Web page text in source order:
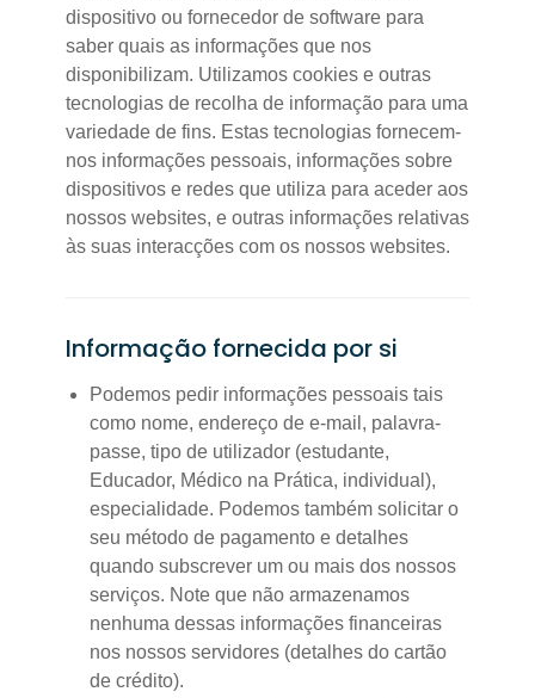
dispositivo ou fornecedor de software para
saber quais as informações que nos
disponibilizam. Utilizamos cookies e outras
tecnologias de recolha de informação para uma
variedade de fins. Estas tecnologias fornecem-
nos informações pessoais, informações sobre
dispositivos e redes que utiliza para aceder aos
nossos websites, e outras informações relativas
às suas interacções com os nossos websites.
Informação fornecida por si
Podemos pedir informações pessoais tais
como nome, endereço de e-mail, palavra-
passe, tipo de utilizador (estudante,
Educador, Médico na Prática, individual),
especialidade. Podemos também solicitar o
seu método de pagamento e detalhes
quando subscrever um ou mais dos nossos
serviços. Note que não armazenamos
nenhuma dessas informações financeiras
nos nossos servidores (detalhes do cartão
de crédito).